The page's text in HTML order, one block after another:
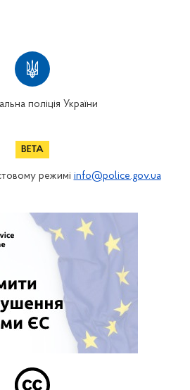
поліція України
режимі info@police.gov.ua